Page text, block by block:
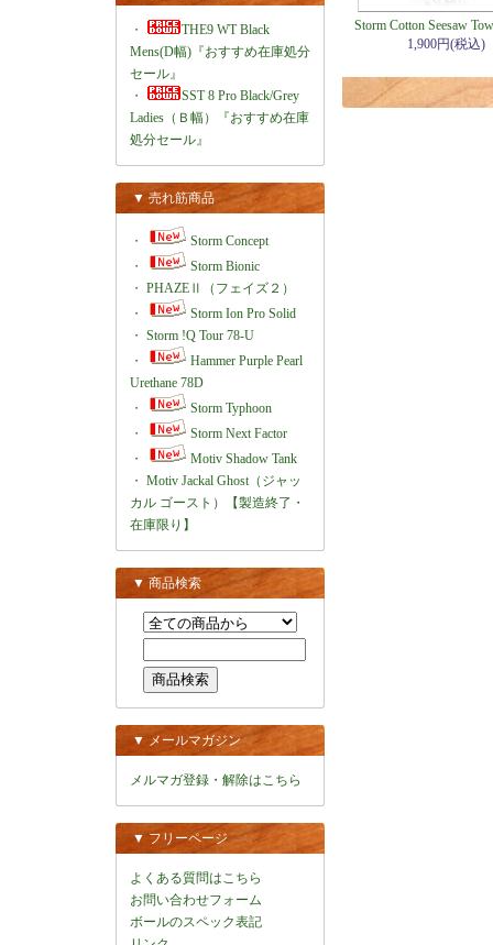
・
THE9 WT Black
Mens(D幅)『おすすめ在庫処分
セール』
・
SST 8 Pro Black/Grey
Ladies（Ｂ幅）『おすすめ在庫
処分セール』
▼ 売れ筋商品
・
Storm Concept
・
Storm Bionic
・ PHAZEⅡ（フェイズ２）
・
Storm Ion Pro Solid
・ Storm !Q Tour 78-U
・
Hammer Purple Pearl
Urethane 78D
・
Storm Typhoon
・
Storm Next Factor
・
Motiv Shadow Tank
・ Motiv Jackal Ghost（ジャッ
カル ゴースト）【製造終了・
在庫限り】
▼ 商品検索
▼ メールマガジン
メルマガ登録・解除はこちら
▼ フリーページ
よくある質問はこちら
お問い合わせフォーム
ボールのスペック表記
Storm Cotton Seesaw
1,900円(税込)